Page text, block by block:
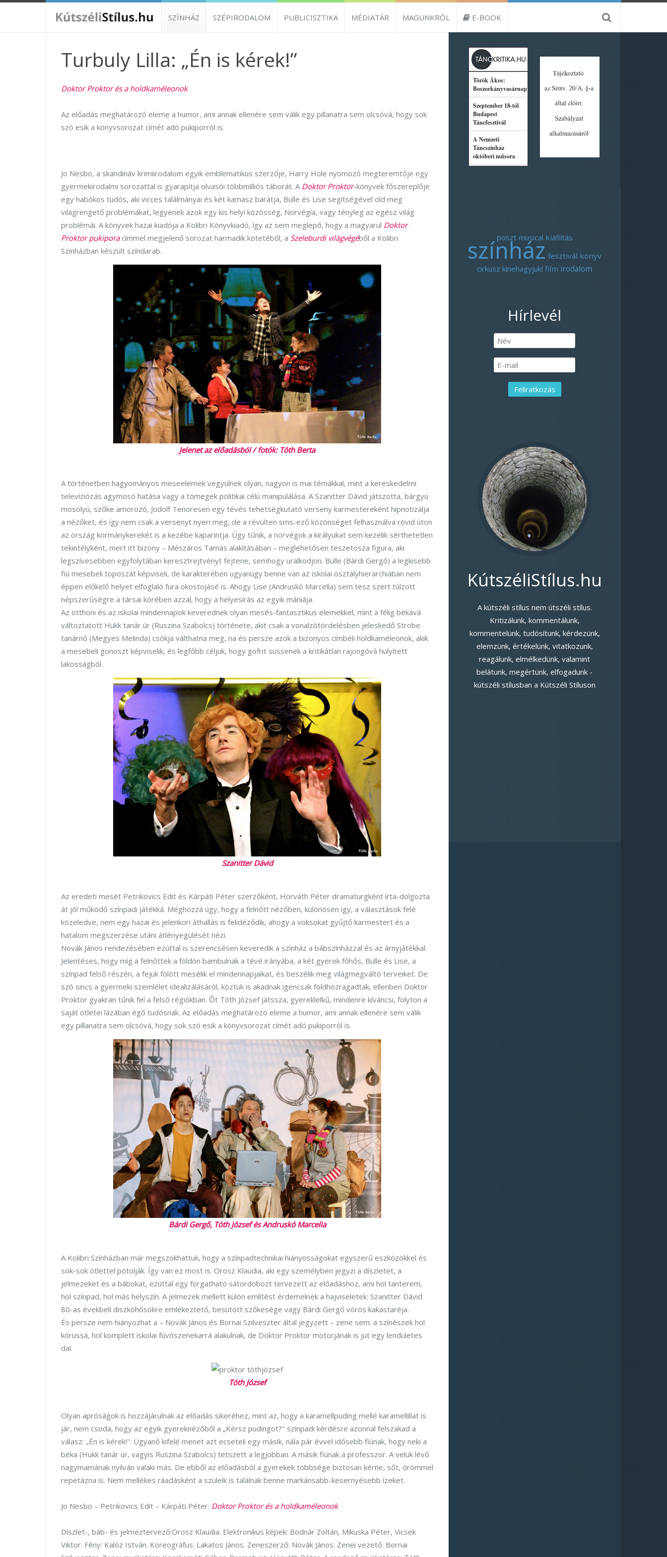
SZÍNHÁZ SZÉPIRODALOM PUBLICISZTIKA MÉDIATÁR MAGUNKRÓL E-BOOK
Turbuly Lilla: „Én is kérek!”
Doktor Proktor és a holdkaméleonok
Az előadás meghatározó eleme a humor, ami annak ellenére sem válik egy pillanatra sem olcsóvá, hogy sok
szó esik a könyvsorozat címét adó pukiporról is.
Jo Nesbo, a skandináv krimiirodalom egyik emblematikus szerzője, Harry Hole nyomozó megteremtője egy
gyermekirodalmi sorozattal is gyarapítja olvasói többmilliós táborát. A Doktor Proktor-könyvek főszereplője
egy habókos tudós, aki vicces találmányai és két kamasz barátja, Bülle és Lise segítségével old meg
világrengető problémákat, legyenek azok egy kis helyi közösség, Norvégia, vagy tényleg az egész világ
problémái. A könyvek hazai kiadója a Kolibri Könyvkiadó, így az sem meglepő, hogy a magyarul Doktor
Proktor pukiporacímmel megjelenő sorozat harmadik kötetéből, a Szeleburdi világvégéből a Kolibri
Színházban készült színdarab.
Jelenet az előadásból / fotók: Tóth Berta
A történetben hagyományos meseelemek vegyülnek olyan, nagyon is mai témákkal, mint a kereskedelmi
televíziózás agymosó hatása vagy a tömegek politikai célú manipulálása. A Szanitter Dávid játszotta, bárgyú
mosolyú, szőke amorozó, Jodolf Tenoresen egy tévés tehetségkutató verseny karmestereként hipnotizálja
a nézőket, és így nem csak a versenyt nyeri meg, de a révülten sms-ező közönséget felhasználva rövid úton
az ország kormánykerekét is a kezébe kaparintja. Úgy tűnik, a norvégok a királyukat sem kezelik sérthetetlen
tekintélyként, mert itt bizony – Mészáros Tamás alakításában – meglehetősen teszetosza figura, aki
legszívesebben egyfolytában keresztrejtvényt fejtene, semhogy uralkodjon. Bülle (Bárdi Gergő) a legkisebb
fiú mesebeli toposzát képviseli, de karakterében ugyanúgy benne van az iskolai osztályhierarchiában nem
éppen előkelő helyet elfoglaló fura okostojásé is. Ahogy Lise (Andruskó Marcella) sem tesz szert túlzott
népszerűségre a társai körében azzal, hogy a helyesírás az egyik mániája.
Az otthoni és az iskolai mindennapok keverednek olyan mesés-fantasztikus elemekkel, mint a félig békává
változtatott Hukk tanár úr (Ruszina Szabolcs) története, akit csak a vonalzótördelésben jeleskedő Strobe
tanárnő (Megyes Melinda) csókja válthatna meg, na és persze azok a bizonyos címbéli holdkaméleonok, akik
a mesebeli gonoszt képviselik, és legfőbb céljuk, hogy gofrit süssenek a kritikátlan rajongóvá hülyített
lakosságból.
Szanitter Dávid
Az eredeti mesét Petrikovics Edit és Kárpáti Péter szerzőként, Horváth Péter dramaturgként írta-dolgozta
át jól működő színpadi játékká. Méghozzá úgy, hogy a felnőtt nézőben, különösen így, a választások felé
közeledve, nem egy hazai és jelenkori áthallás is felidéződik, ahogy a voksokat gyűjtő karmestert és a
hatalom megszerzése utáni átlényegülését nézi.
Novák János rendezésében ezúttal is szerencsésen keveredik a színház a bábszínházzal és az árnyjátékkal.
Jelentéses, hogy míg a felnőttek a földön bambulnak a tévé irányába, a két gyerek főhős, Bülle és Lise, a
színpad felső részén, a fejük fölött mesélik el mindennapjaikat, és beszélik meg világmegváltó terveiket. De
szó sincs a gyermeki szemlélet idealizálásáról, köztük is akadnak igencsak földhözragadtak, ellenben Doktor
Proktor gyakran tűnik fel a felső régiókban. Őt Tóth József játssza, gyereklelkű, mindenre kíváncsi, folyton a
saját ötletei lázában égő tudósnak. Az előadás meghatározó eleme a humor, ami annak ellenére sem válik
egy pillanatra sem olcsóvá, hogy sok szó esik a könyvsorozat címét adó pukiporról is.
Bárdi Gergő, Tóth József és Andruskó Marcella
A Kolibri Színházban már megszokhattuk, hogy a színpadtechnikai hiányosságokat egyszerű eszközökkel és
sok-sok ötlettel pótolják. Így van ez most is. Orosz Klaudia, aki egy személyben jegyzi a díszletet, a
jelmezeket és a bábokat, ezúttal egy forgatható sátordobozt tervezett az előadáshoz, ami hol tanterem,
hol színpad, hol más helyszín. A jelmezek mellett külön említést érdemelnek a hajviseletek: Szanitter Dávid
80-as évekbeli diszkóhősökre emlékeztető, besütött szőkesége vagy Bárdi Gergő vörös kakastaréja.
És persze nem hiányozhat a – Novák János és Bornai Szilveszter által jegyzett – zene sem: a színészek hol
kórussá, hol komplett iskolai fúvószenekarrá alakulnak, de Doktor Proktor motorjának is jut egy lendületes
dal.
Tóth József
Olyan apróságok is hozzájárulnak az előadás sikeréhez, mint az, hogy a karamellpuding mellé karamellillat is
jár, nem csoda, hogy az egyik gyereknézőből a „Kérsz pudingot?" színpadi kérdésre azonnal felszakad a
válasz: „Én is kérek!". Ugyanő kifelé menet azt ecseteli egy másik, nála pár évvel idősebb fiúnak, hogy neki a
béka (Hukk tanár úr, vagyis Ruszina Szabolcs) tetszett a legjobban. A másik fiúnak a professzor. A velük lévő
nagymamának nyilván valaki más. De ebből az előadásból a gyerekek többsége biztosan kérne, sőt, örömmel
repetázna is. Nem mellékes ráadásként a szüleik is találnak benne markánsabb-kesernyésebb ízeket.
Jo Nesbo – Petrikovics Edit – Kárpáti Péter: Doktor Proktor és a holdkaméleonok
Díszlet-, báb- és jelmeztervező:Orosz Klaudia. Elektronikus képek: Bodnár Zoltán, Mikuska Péter, Vicsek
Viktor. Fény: Kalóz István. Koreográfus: Lakatos János. Zeneszerző: Novák János. Zenei vezető: Bornai
poszt musical kiállítás
színház fesztivál könyv
cirkusz kinehagyjuk! film irodalom
Hírlevél
KútszéliStílus.hu
A kútszéli stílus nem útszéli stílus.
Kritizálunk, kommentálunk,
kommentelünk, tudósítunk, kérdezünk,
elemzünk, értékelünk, vitatkozunk,
reagálunk, elmélkedünk, valamint
belátunk, megértünk, elfogadunk -
kútszéli stílusban a Kútszéli Stíluson